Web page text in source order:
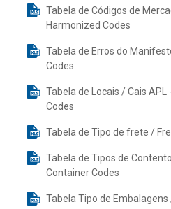
Tabela de Códigos de
Harmonized Codes
Tabela de Erros do
Codes
Tabela de Locais / Cais
Codes
Tabela de Tipo de frete /
Tabela de Tipos de
Container Codes
Tabela Tipo de